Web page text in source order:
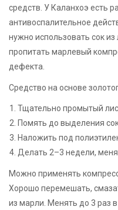
средств. У Каланхоэ есть
антивоспалительное
нужно использовать сок
пропитать марлевый
дефекта.
Средство на основе
Тщательно промытый
Помять до выделения
Наложить под
Делать 2–3 недели,
Можно применять компресс
Хорошо перемешать,
из марли. Менять до 3 раз в